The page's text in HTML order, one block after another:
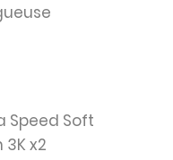
Speed Soft
3K x2